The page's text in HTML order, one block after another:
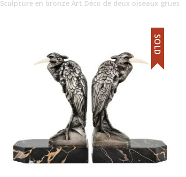
Sculpture en bronze Art Déco de deux oiseaux grues
SOLD